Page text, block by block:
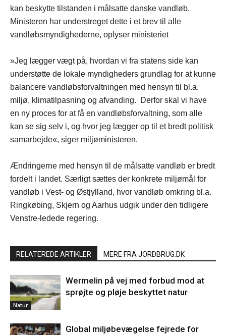
kan beskytte tilstanden i målsatte danske vandløb.
Ministeren har understreget dette i et brev til alle
vandløbsmyndighederne, oplyser ministeriet
»Jeg lægger vægt på, hvordan vi fra statens side kan
understøtte de lokale myndigheders grundlag for at kunne
balancere vandløbsforvaltningen med hensyn til bl.a.
miljø, klimatilpasning og afvanding. Derfor skal vi have
en ny proces for at få en vandløbsforvaltning, som alle
kan se sig selv i, og hvor jeg lægger op til et bredt politisk
samarbejde«, siger miljøministeren.
Ændringerne med hensyn til de målsatte vandløb er bredt
fordelt i landet. Særligt sættes der konkrete miljømål for
vandløb i Vest- og Østjylland, hvor vandløb omkring bl.a.
Ringkøbing, Skjern og Aarhus udgik under den tidligere
Venstre-ledede regering.
RELATEREDE ARTIKLER MERE FRA JORDBRUG.DK
Natur
Wermelin på vej med forbud mod at
sprøjte og pløje beskyttet natur
Global miljøbevægelse fejrede for